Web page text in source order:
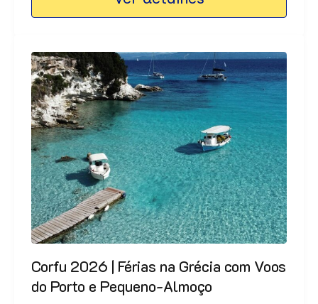
Corfu 2026 | Férias na Grécia com Voos
do Porto e Pequeno-Almoço